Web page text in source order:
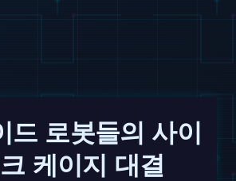
드 로봇들의 사이
케이지 대결